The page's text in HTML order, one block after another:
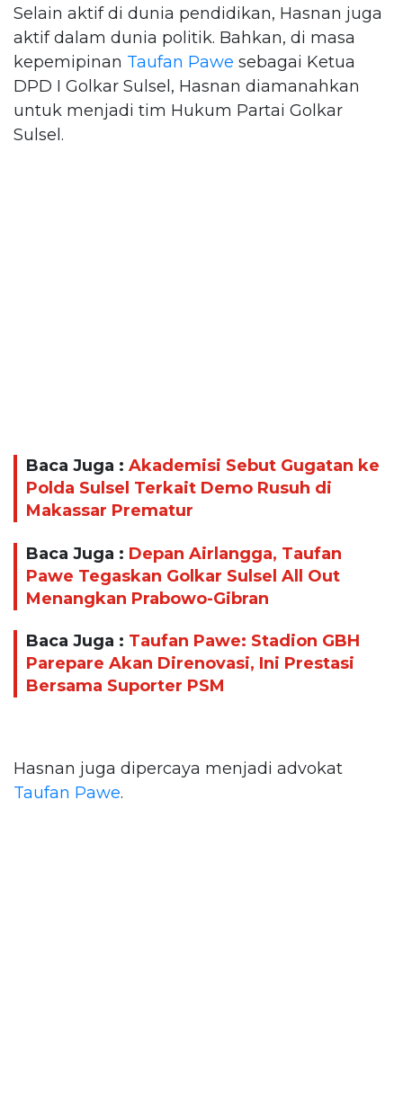
Selain aktif di dunia pendidikan, Hasnan juga
aktif dalam dunia politik. Bahkan, di masa
kepemipinan Taufan Pawe sebagai Ketua
DPD I Golkar Sulsel, Hasnan diamanahkan
untuk menjadi tim Hukum Partai Golkar
Sulsel.
Baca Juga : Akademisi Sebut Gugatan ke
Polda Sulsel Terkait Demo Rusuh di
Makassar Prematur
Baca Juga : Depan Airlangga, Taufan
Pawe Tegaskan Golkar Sulsel All Out
Menangkan Prabowo-Gibran
Baca Juga : Taufan Pawe: Stadion GBH
Parepare Akan Direnovasi, Ini Prestasi
Bersama Suporter PSM
Hasnan juga dipercaya menjadi advokat
Taufan Pawe.